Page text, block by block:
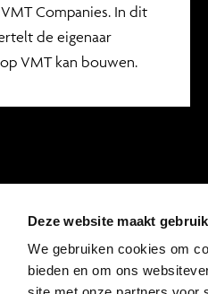
Deze website maakt
We gebruiken cookies om
bieden en om ons
Companies. In dit
de eigenaar
VMT kan bouwen.